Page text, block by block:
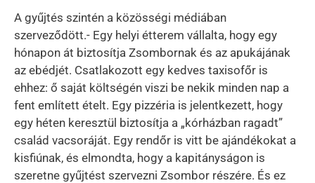
A gyűjtés szintén a közösségi médiában
szerveződött.- Egy helyi étterem vállalta, hogy egy
hónapon át biztosítja Zsombornak és az apukájának
az ebédjét. Csatlakozott egy kedves taxisofőr is
ehhez: ő saját költségén viszi be nekik minden nap a
fent említett ételt. Egy pizzéria is jelentkezett, hogy
egy héten keresztül biztosítja a „kórházban ragadt”
család vacsoráját. Egy rendőr is vitt be ajándékokat a
kisfiúnak, és elmondta, hogy a kapitányságon is
szeretne gyűjtést szervezni Zsombor részére. És ez